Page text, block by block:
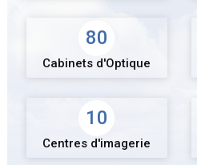
80
Cabinets d'Optique
10
Centres d'imagerie